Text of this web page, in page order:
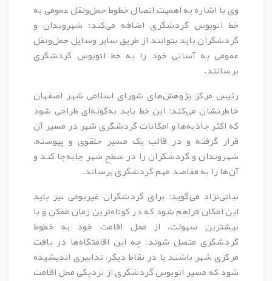
وی با اشاره به اهمیت اتصال خطوط حمل‌ونقل عمومی به
خط اتوبوس گردشگری اضافه می‌کند: شهروندان و
گردشگران باید بتوانند از طریق سایر وسایل حمل‌ونقل
عمومی به آسانی خود را به خط اتوبوس گردشگری
برسانند.
رئیس مرکز پژوهش‌های شورای اسلامی شهر اصفهان
خاطرنشان می‌کند: این خط باید به‌گونه‌ای طراحی شود
که اکثر جاذبه‌ها و امکانات گردشگری شهر در مسیر آن
قرار گرفته و در قالب یک مسیر حلقوی و پیوسته،
شهروندان و گردشگران را در سطح شهر جابه‌جا کند و
آن‌ها را به مقاصد مهم گردشگری برساند.
نباتی‌نژاد می‌گوید: برای گردشگران غیربومی نیز باید
این امکان فراهم شود که در کوتاه‌ترین زمان ممکن و با
بیشترین سهولت، از محل اقامت خود به خطوط
گردشگری متصل شوند؛ چه این اقامتگاه‌ها در بافت
مرکزی شهر باشند یا در نقاط دیگر، تدابیری اندیشیده
شود که مسیر اتوبوس گردشگری از نزدیکی محل اقامت